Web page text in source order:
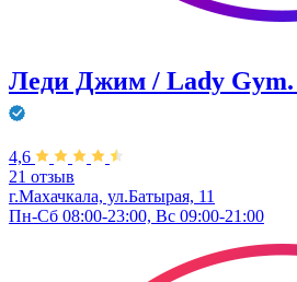
Леди Джим / Lady Gym.
4,6
21 отзыв
г.Махачкала, ул.Батырая, 11
Пн-Сб 08:00-23:00, Вс 09:00-21:00